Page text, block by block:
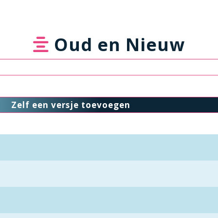
Oud en Nieuw
Zelf een versje toevoegen